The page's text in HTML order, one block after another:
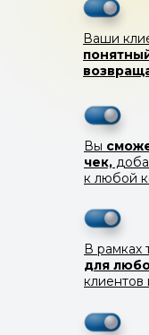
Ваши
Вы
чек,
к любой
В рамках
для
клиентов